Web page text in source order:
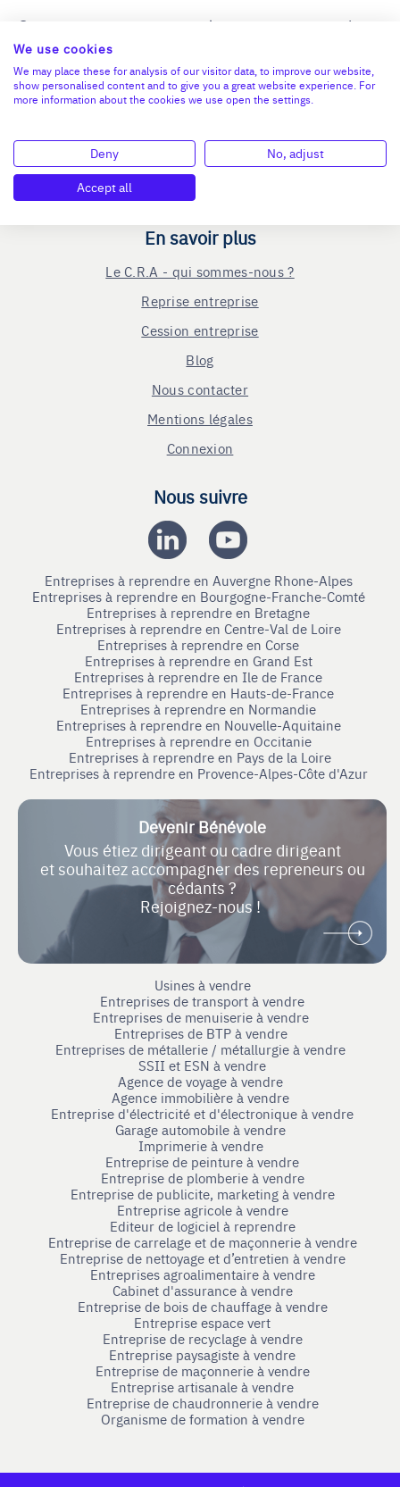
Cette reprise marque une étape structurante dans
la stratégie de développement portée par HOLD &
BUILD, avec pour objectif de consolider l’activité
de HB SAS et de poursuivre sa croissance sur le
marché du matériel agricole.
En savoir plus
Le C.R.A - qui sommes-nous ?
Reprise entreprise
Cession entreprise
Blog
Nous contacter
Mentions légales
Connexion
Nous suivre
Entreprises à reprendre en Auvergne Rhone-Alpes
Entreprises à reprendre en Bourgogne-Franche-Comté
Entreprises à reprendre en Bretagne
Entreprises à reprendre en Centre-Val de Loire
Entreprises à reprendre en Corse
Entreprises à reprendre en Grand Est
Entreprises à reprendre en Ile de France
Entreprises à reprendre en Hauts-de-France
Entreprises à reprendre en Normandie
Entreprises à reprendre en Nouvelle-Aquitaine
Entreprises à reprendre en Occitanie
Entreprises à reprendre en Pays de la Loire
Entreprises à reprendre en Provence-Alpes-Côte d'Azur
Devenir Bénévole
Vous étiez dirigeant ou cadre dirigeant
et souhaitez accompagner des repreneurs ou
cédants ?
Rejoignez-nous !
Usines à vendre
Entreprises de transport à vendre
Entreprises de menuiserie à vendre
Entreprises de BTP à vendre
Entreprises de métallerie / métallurgie à vendre
SSII et ESN à vendre
Agence de voyage à vendre
Agence immobilière à vendre
Entreprise d'électricité et d'électronique à vendre
Garage automobile à vendre
Imprimerie à vendre
Entreprise de peinture à vendre
Entreprise de plomberie à vendre
Entreprise de publicite, marketing à vendre
Entreprise agricole à vendre
Editeur de logiciel à reprendre
Entreprise de carrelage et de maçonnerie à vendre
Entreprise de nettoyage et d’entretien à vendre
Entreprises agroalimentaire à vendre
Cabinet d'assurance à vendre
Entreprise de bois de chauffage à vendre
Entreprise espace vert
Entreprise de recyclage à vendre
Entreprise paysagiste à vendre
Entreprise de maçonnerie à vendre
Entreprise artisanale à vendre
Entreprise de chaudronnerie à vendre
Organisme de formation à vendre
We use cookies
We may place these for analysis of our visitor data, to improve our website,
show personalised content and to give you a great website experience. For
more information about the cookies we use open the settings.
Deny
No, adjust
Accept all